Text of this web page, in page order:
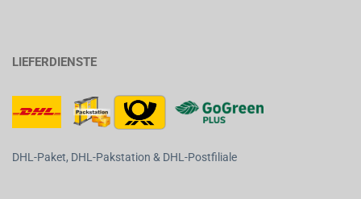
LIEFERDIENSTE
DHL-Paket, DHL-Pakstation & DHL-Postfiliale